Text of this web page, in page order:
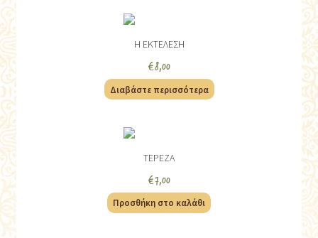
Η ΕΚΤΕΛΕΣΗ
€8,00
Διαβάστε περισσότερα
ΤΕΡΕΖΑ
€7,00
Προσθήκη στο καλάθι